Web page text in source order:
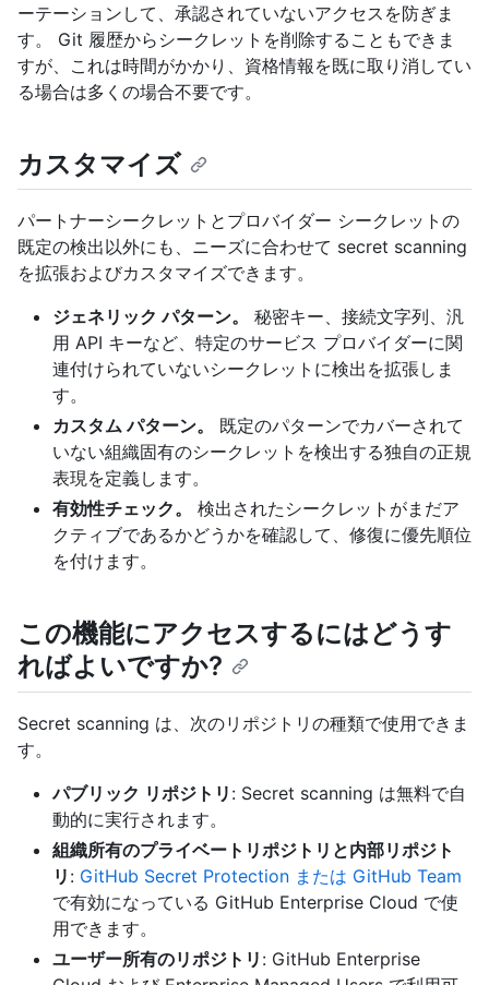
ーテーションして、承認されていないアクセスを防ぎま
す。 Git 履歴からシークレットを削除することもできま
すが、これは時間がかかり、資格情報を既に取り消してい
る場合は多くの場合不要です。
カスタマイズ
パートナーシークレットとプロバイダー シークレットの
既定の検出以外にも、ニーズに合わせて secret scanning
を拡張およびカスタマイズできます。
ジェネリック パターン。
秘密キー、接続文字列、汎
用 API キーなど、特定のサービス プロバイダーに関
連付けられていないシークレットに検出を拡張しま
す。
カスタム パターン。
既定のパターンでカバーされて
いない組織固有のシークレットを検出する独自の正規
表現を定義します。
有効性チェック。
検出されたシークレットがまだア
クティブであるかどうかを確認して、修復に優先順位
を付けます。
この機能にアクセスするにはどうす
ればよいですか?
Secret scanning は、次のリポジトリの種類で使用できま
す。
パブリック リポジトリ : Secret scanning は無料で自
動的に実行されます。
組織所有のプライベートリポジトリと内部リポジト
リ : GitHub Secret Protection または GitHub Team
で有効になっている GitHub Enterprise Cloud で使
用できます。
ユーザー所有のリポジトリ : GitHub Enterprise